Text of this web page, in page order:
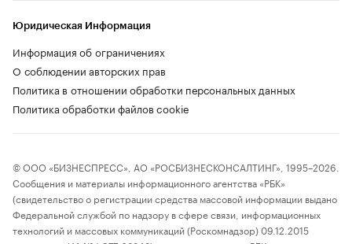
Юридическая Информация
Информация об ограничениях
О соблюдении авторских прав
Политика в отношении обработки персональных данных
Политика обработки файлов cookie
© ООО «БИЗНЕСПРЕСС», АО «РОСБИЗНЕСКОНСАЛТИНГ», 1995–2026.
Сообщения и материалы информационного агентства «РБК»
(свидетельство о регистрации средства массовой информации выдано
Федеральной службой по надзору в сфере связи, информационных
технологий и массовых коммуникаций (Роскомнадзор) 09.12.2015